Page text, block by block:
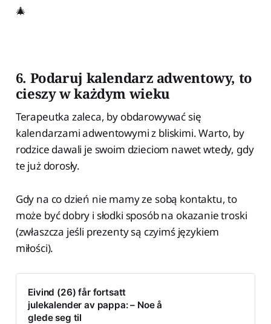
🎄
6. Podaruj kalendarz adwentowy, to
cieszy w każdym wieku
Terapeutka zaleca, by obdarowywać się
kalendarzami adwentowymi z bliskimi. Warto, by
rodzice dawali je swoim dzieciom nawet wtedy, gdy
te już dorosły.
Gdy na co dzień nie mamy ze sobą kontaktu, to
może być dobry i słodki sposób na okazanie troski
(zwłaszcza jeśli prezenty są czyimś językiem
miłości).
Eivind (26) får fortsatt
julekalender av pappa: – Noe å
glede seg til